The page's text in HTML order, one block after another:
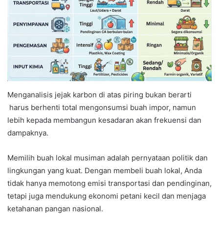
Menganalisis jejak karbon di atas piring bukan berarti
harus berhenti total mengonsumsi buah impor, namun
lebih kepada membangun kesadaran akan frekuensi dan
dampaknya.
Memilih buah lokal musiman adalah pernyataan politik dan
lingkungan yang kuat. Dengan membeli buah lokal, Anda
tidak hanya memotong emisi transportasi dan pendinginan,
tetapi juga mendukung ekonomi petani kecil dan menjaga
ketahanan pangan nasional.